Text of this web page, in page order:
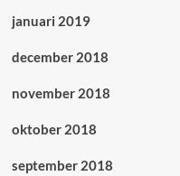
januari 2019
december 2018
november 2018
oktober 2018
september 2018